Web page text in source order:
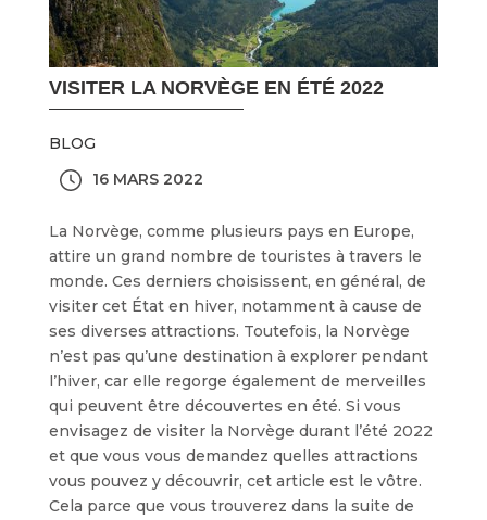
VISITER LA NORVÈGE EN ÉTÉ 2022
BLOG
16 MARS 2022
La Norvège, comme plusieurs pays en Europe,
attire un grand nombre de touristes à travers le
monde. Ces derniers choisissent, en général, de
visiter cet État en hiver, notamment à cause de
ses diverses attractions. Toutefois, la Norvège
n’est pas qu’une destination à explorer pendant
l’hiver, car elle regorge également de merveilles
qui peuvent être découvertes en été. Si vous
envisagez de visiter la Norvège durant l’été 2022
et que vous vous demandez quelles attractions
vous pouvez y découvrir, cet article est le vôtre.
Cela parce que vous trouverez dans la suite de